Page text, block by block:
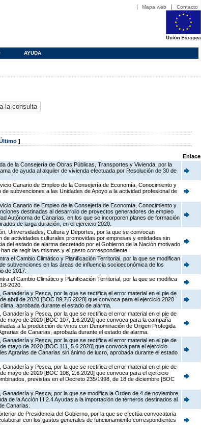
Mapa web Contacto
AYUDA
]
Enlace
de la Consejería de Obras Públicas, Transportes y Vivienda, por la
de ayuda al alquiler de vivienda efectuada por Resolución de 30 de
Canario de Empleo de la Consejería de Economía, Conocimiento y
subvenciones a las Unidades de Apoyo a la actividad profesional de
Canario de Empleo de la Consejería de Economía, Conocimiento y
destinadas al desarrollo de proyectos generadores de empleo
Autónoma de Canarias, en los que se incorporen planes de formación
de larga duración, en el ejercicio 2020.
Universidades, Cultura y Deportes, por la que se convocan
actividades culturales promovidas por empresas y entidades sin
del estado de alarma decretado por el Gobierno de la Nación motivado
de regir las mismas y el gasto correspondiente.
el Cambio Climático y Planificación Territorial, por la que se modifican
subvenciones en las áreas de influencia socioeconómica de los
de 2017.
el Cambio Climático y Planificación Territorial, por la que se modifica
2020.
y Pesca, por la que se rectifica el error material en el pie de
abril de 2020 [BOC 89,7.5.2020] que convoca para el ejercicio 2020
aprobada durante el estado de alarma.
y Pesca, por la que se rectifica el error material en el pie de
mayo de 2020 [BOC 107, 1.6.2020] que convoca para la campaña
a la producción de vinos con Denominación de Origen Protegida
de Canarias, aprobada durante el estado de alarma.
y Pesca, por la que se rectifica el error material en el pie de
mayo de 2020 [BOC 111,,5.6.2020] que convoca para el ejercicio
Agrarias de Canarias sin ánimo de lucro, aprobada durante el estado
y Pesca, por la que se rectifica el error material en el pie de
mayo de 2020 [BOC 108, 2.6.2020] que convoca para el ejercicio
previstas en el Decreto 235/1998, de 18 de diciembre [BOC
y Pesca, por la que se modifica la Orden de 4 de noviembre
de la Acción III.2.4 Ayudas a la importación de terneros destinados al
Canarias.
de Presidencia del Gobierno, por la que se efectúa convocatoria
con los gastos generales de funcionamiento correspondientes